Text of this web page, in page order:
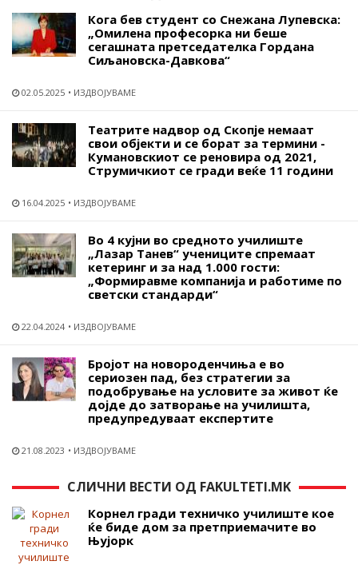
Кога бев студент со Снежана Лупевска:
„Омилена професорка ни беше
сегашната претседателка Гордана
Сиљановска-Давкова“
02.05.2025 ИЗДВОЈУВАМЕ
Театрите надвор од Скопје немаат
свои објекти и се борат за термини -
Кумановскиот се реновира од 2021,
Струмичкиот се гради веќе 11 години
16.04.2025 ИЗДВОЈУВАМЕ
Во 4 кујни во средното училиште
„Лазар Танев“ учениците спремаат
кетеринг и за над 1.000 гости:
„Формиравме компанија и работиме по
светски стандарди“
22.04.2024 ИЗДВОЈУВАМЕ
Бројот на новороденчиња е во
сериозен пад, без стратегии за
подобрување на условите за живот ќе
дојде до затворање на училишта,
предупредуваат експертите
21.08.2023 ИЗДВОЈУВАМЕ
СЛИЧНИ ВЕСТИ ОД FAKULTETI.MK
Корнел гради техничко училиште кое
ќе биде дом за претприемачите во
Њујорк